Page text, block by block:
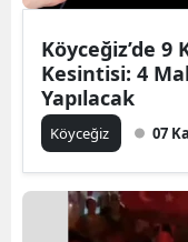
Köyceğiz’de 9
Kesintisi: 4
Yapılacak
Köyceğiz 07